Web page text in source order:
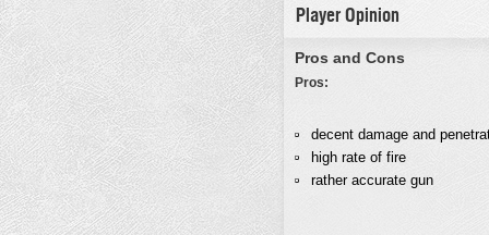
Player Opinion
Pros and Cons
Pros:
decent damage and
high rate of fire
rather accurate gun